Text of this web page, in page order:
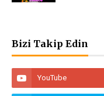
Bizi Takip Edin